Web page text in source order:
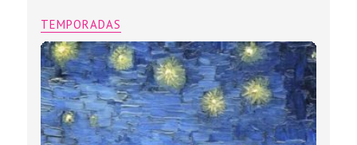
TEMPORADAS